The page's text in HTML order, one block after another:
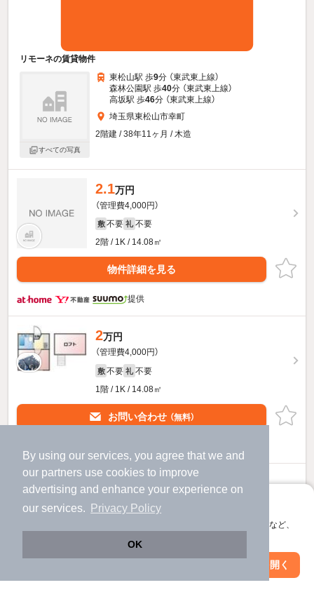
By using our services, you agree that we and
our partners use cookies to improve
advertising and enhance your experience on
our services.
Privacy Policy
OK
アプリに切り替えて、サクサクお部屋探し
会員登録なしですぐ使える。マップ検索やお気に入り保存など、
アプリを開く
リモーネの賃貸物件
すべての写真
東松山駅 歩9分 （東武東上線）
森林公園駅 歩40分 （東武東上線）
高坂駅 歩46分 （東武東上線）
埼玉県東松山市幸町
2階建 / 38年11ヶ月 / 木造
2.1万円
（管理費4,000円）
敷 不要 礼 不要
2階 / 1K / 14.08㎡
物件詳細を見る
提供
2万円
（管理費4,000円）
敷 不要 礼 不要
1階 / 1K / 14.08㎡
お問い合わせ （無料）
2 万円
絞り込み条件を変更